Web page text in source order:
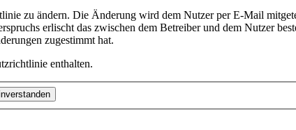
zu ändern. Die Änderung wird dem Nutzer per E-Mail
erlischt das zwischen dem Betreiber und dem Nutzer
zugestimmt hat.
enthalten.